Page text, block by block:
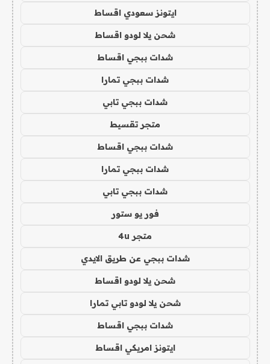
ايتونز سعودي اقساط
شحن يلا لودو اقساط
شدات ببجي اقساط
شدات ببجي تمارا
شدات ببجي تابي
متجر تقسيط
شدات ببجي اقساط
شدات ببجي تمارا
شدات ببجي تابي
فور يو ستور
متجر 4u
شدات ببجي عن طريق الايدي
شحن يلا لودو اقساط
شحن يلا لودو تابي تمارا
شدات ببجي اقساط
ايتونز امريكي اقساط